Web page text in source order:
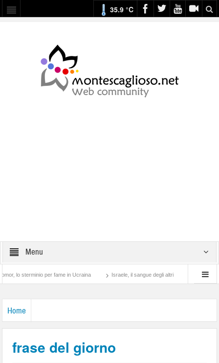
35.9 °C
Menu
sterminio per fame in Ucraina Israele, il sangue degli altri Lotta di classe…
Home
frase del giorno